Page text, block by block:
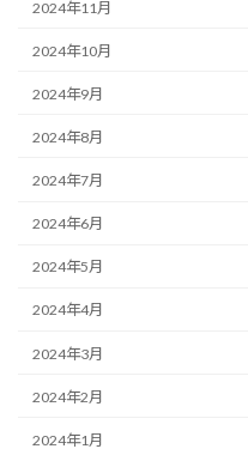
2024年11月
2024年10月
2024年9月
2024年8月
2024年7月
2024年6月
2024年5月
2024年4月
2024年3月
2024年2月
2024年1月